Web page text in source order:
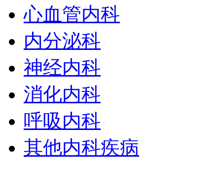
心血管内科
内分泌科
神经内科
消化内科
呼吸内科
其他内科疾病